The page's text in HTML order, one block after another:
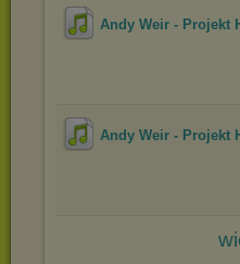
Andy Weir - Projekt
Andy Weir - Projekt